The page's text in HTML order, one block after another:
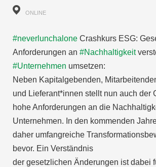
ONLINE
#neverlunchalone Crashkurs ESG:
Anforderungen an #Nachhaltigkeit
#Unternehmen umsetzen:
Neben Kapitalgebenden,
und Lieferant*innen stellt nun auch der
hohe Anforderungen an die
Unternehmen. In den kommenden
daher umfangreiche
bevor. Ein Verständnis
der gesetzlichen Änderungen ist dabei